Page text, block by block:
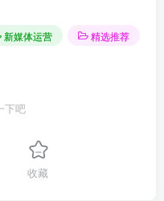
新媒体运营
精选推荐
下吧
收藏